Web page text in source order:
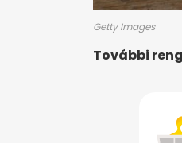
Getty Images
További